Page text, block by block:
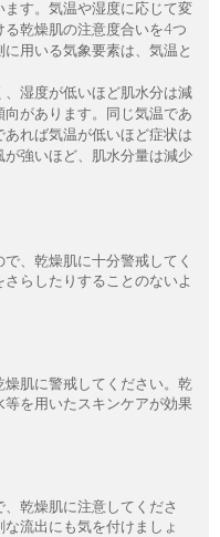
す。気温や湿度に応じて変
乾燥肌の注意度合いを4つ
用いる気象要素は、気温と
湿度が低いほど肌水分は減
があります。同じ気温であ
れば気温が低いほど症状は
強いほど、肌水分量は減少
、乾燥肌に十分警戒してく
らしたりすることのないよ
肌に警戒してください。乾
を用いたスキンケアが効果
乾燥肌に注意してくださ
流出にも気を付けましょ